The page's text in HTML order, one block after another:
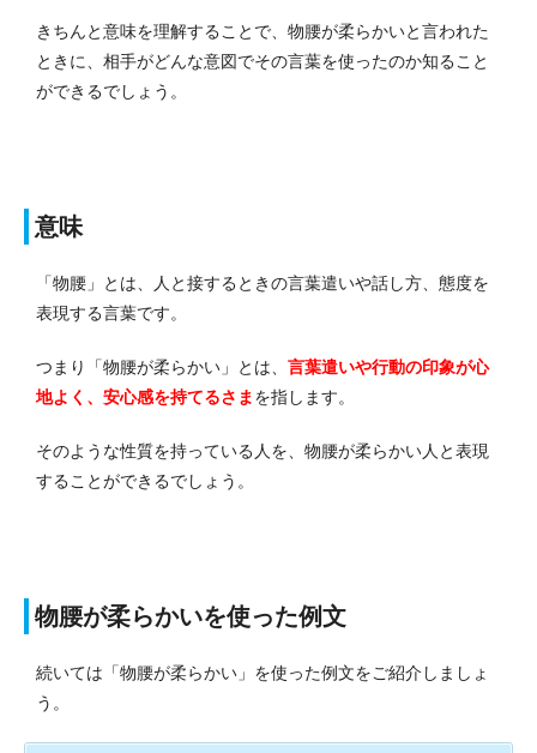
きちんと意味を理解することで、物腰が柔らかいと言われた
ときに、相手がどんな意図でその言葉を使ったのか知ること
ができるでしょう。
意味
「物腰」とは、人と接するときの言葉遣いや話し方、態度を
表現する言葉です。
つまり「物腰が柔らかい」とは、 言葉遣いや行動の印象が心
地よく、安心感を持てるさまを指します。
そのような性質を持っている人を、物腰が柔らかい人と表現
することができるでしょう。
物腰が柔らかいを使った例文
続いては「物腰が柔らかい」を使った例文をご紹介しましょ
う。